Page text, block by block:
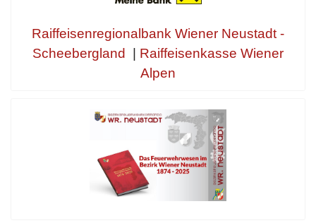
Raiffeisenregionalbank Wiener Neustadt -
Scheebergland
Raiffeisenkasse Wiener
Alpen